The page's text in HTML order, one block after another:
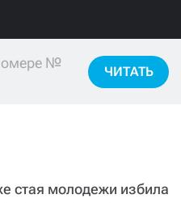
№
ЧИТАТЬ
стая молодежи избила
1000